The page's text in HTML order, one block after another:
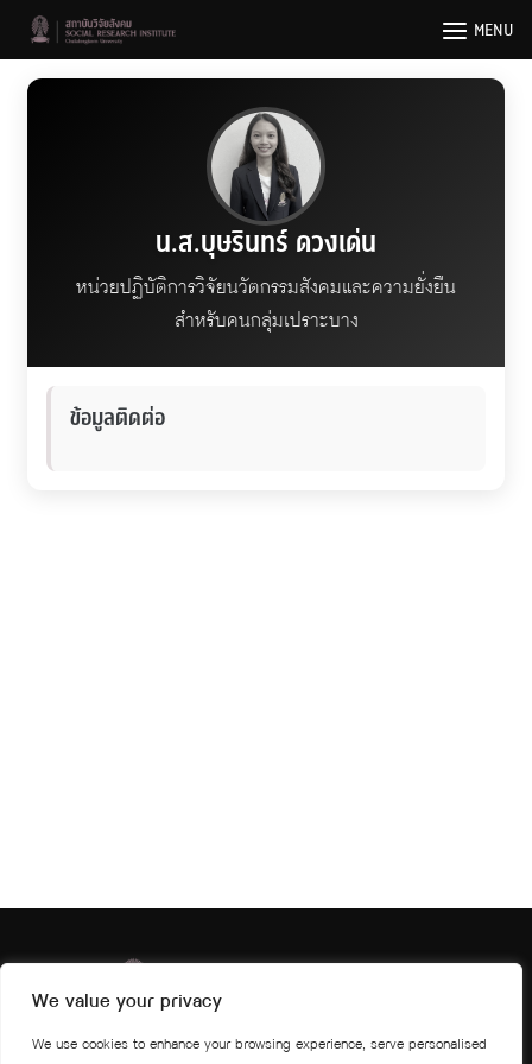
We value your privacy
We use cookies to enhance your browsing experience, serve personalised
content
MENU
น.ส.บุษรินทร์ ดวงเด่น
หน่วยปฏิบัติการวิจัยนวัตกรรมสังคมและความยั่งยืน
สำหรับคนกลุ่มเปราะบาง
ข้อมูลติดต่อ